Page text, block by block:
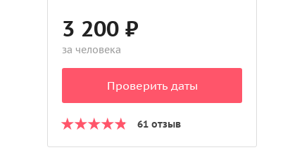
3 200 ₽
за человека
Проверить даты
61 отзыв